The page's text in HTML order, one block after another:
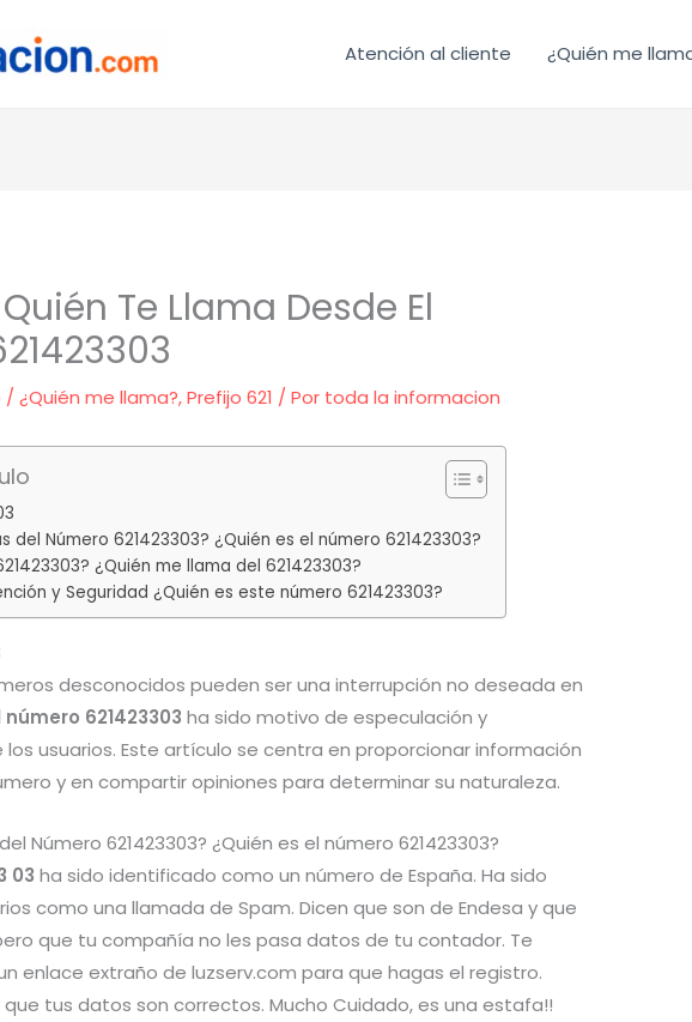
Atención al cliente ¿Quién me
Te Llama Desde El
/¿Quién me llama?,Prefijo 621 / Por toda la informacion
del Número 621423303? ¿Quién es el número 621423303?
¿Quién me llama del 621423303?
y Seguridad ¿Quién es este número 621423303?
desconocidos pueden ser una interrupción no deseada en
número 621423303ha sido motivo de especulación y
usuarios. Este artículo se centra en proporcionar información
y en compartir opiniones para determinar su naturaleza.
Número 621423303? ¿Quién es el número 621423303?
03 ha sido identificado como un número de España. Ha sido
como una llamada de Spam. Dicen que son de Endesa y que
que tu compañía no les pasa datos de tu contador. Te
enlace extraño de luzserv.com para que hagas el registro.
tus datos son correctos. Mucho Cuidado, es una estafa!!